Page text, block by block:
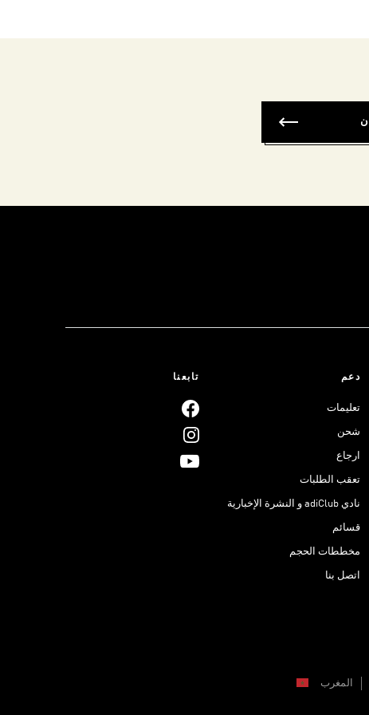
دعم
تعليمات
شحن
ارجاع
تعقب الطلبات
نادي adiClub و النشرة الإخبارية
قسائم
مخططات الحجم
اتصل بنا
تابعنا
المغرب